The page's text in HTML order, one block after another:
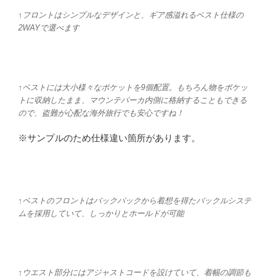
↑フロントはシンプルなデザインと、ギア感溢れるベスト仕様の
2WAYで選べます
↑ベストには大小様々なポケットを9個配置。もちろん物をポケッ
トに収納したまま、マウンテパーカ内側に格納することもできる
ので、盗難が心配な海外旅行でも安心ですね！
※サンプルのため仕様違い箇所があります。
↑ベストのフロントはバックパックから着想を得たバックルシステ
ムを採用していて、しっかりとホールドが可能
↑ウエスト部分にはアジャストコードを設けていて、着幅の調節も